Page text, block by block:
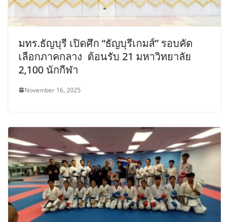
มทร.ธัญบุรี เปิดศึก “ธัญบุรีเกมส์” รอบคัด
เลือกภาคกลาง ต้อนรับ 21 มหาวิทยาลัย
2,100 นักกีฬา
November 16, 2025